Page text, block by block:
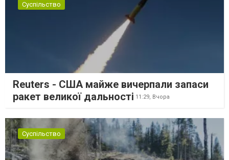
Суспільство
Reuters - США майже вичерпали запаси
ракет великої дальності 11:29, Вчора
Суспільство